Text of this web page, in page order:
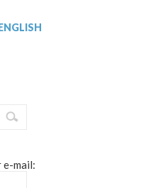
e-mail: